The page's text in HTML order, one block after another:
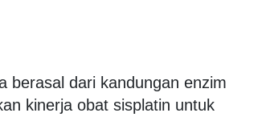
berasal dari kandungan enzim
kinerja obat sisplatin untuk